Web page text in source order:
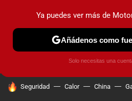
PRUEBAS COCHES ELÉCTRICOS
HOY SE HABLA DE
Seguridad Calor China
Ya puedes ver más de
Añádenos como
Solo necesitas una